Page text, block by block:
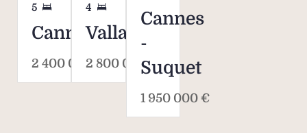
5
Cannes
2 400 000 €
4
Vallauris
2 800 000 €
Cannes
-
Suquet
1 950 000 €